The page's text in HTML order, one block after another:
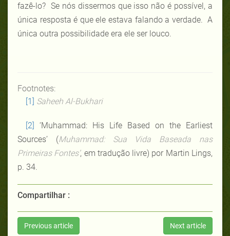
fazê-lo? Se nós dissermos que isso não é possível, a
única resposta é que ele estava falando a verdade. A
única outra possibilidade era ele ser louco.
Footnotes:
[1] Saheeh Al-Bukhari
[2]
‘Muhammad: His Life Based on the Earliest
Sources’ (Muhammad: Sua Vida Baseada nas
Primeiras Fontes’, em tradução livre) por Martin Lings,
p. 34.
Compartilhar :
Previous article Next article